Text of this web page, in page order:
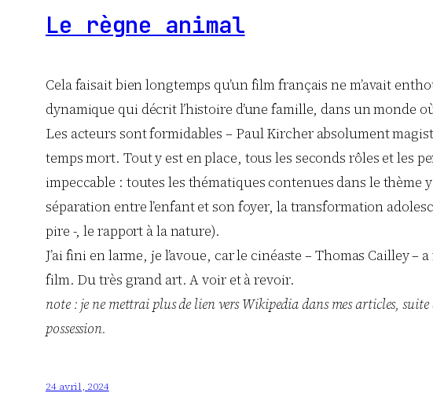
Le règne animal
Cela faisait bien longtemps qu’un film français ne m’avait
dynamique qui décrit l’histoire d’une famille, dans un monde
Les acteurs sont formidables – Paul Kircher absolument
temps mort. Tout y est en place, tous les seconds rôles et les
impeccable : toutes les thématiques contenues dans le thème
séparation entre l’enfant et son foyer, la transformation
pire -, le rapport à la nature).
J’ai fini en larme, je l’avoue, car le cinéaste – Thomas Cailley
film. Du très grand art. A voir et à revoir.
note : je ne mettrai plus de lien vers Wikipedia dans mes articles,
possession.
24 avril, 2024